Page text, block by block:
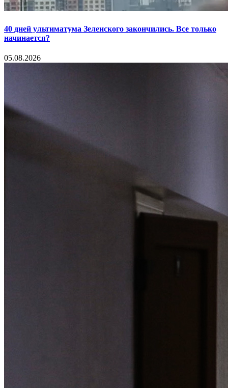
40 дней ультиматума Зеленского закончились. Все только
начинается?
05.08.2026